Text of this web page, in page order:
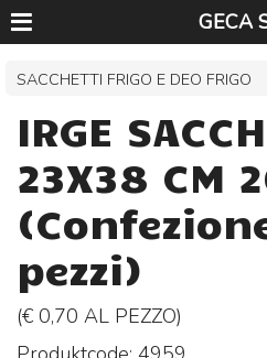
GECA
SACCHETTI FRIGO E DEO FRIGO
IRGE
23X38 CM
pezzi)
(€ 0,70 AL PEZZO)